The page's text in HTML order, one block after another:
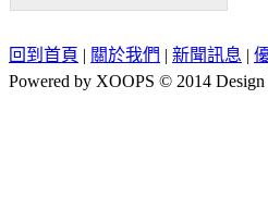
回到首頁 | 關於我們 | 新聞訊息 |
Powered by XOOPS © 2014